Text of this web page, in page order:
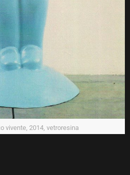
vivente, 2014, vetroresina